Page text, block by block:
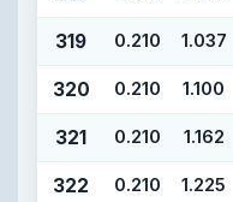
319 0.210 1.037
320 0.210 1.100
321 0.210 1.162
322 0.210 1.225